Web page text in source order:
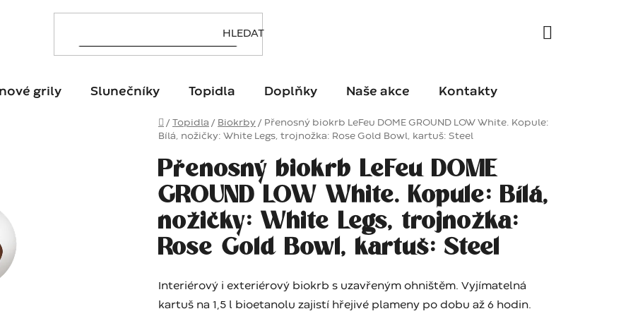
grily Slunečníky Topidla Doplňky Naše akce Kontakty
Domů
/ Topidla / Biokrby / Přenosný biokrb LeFeu DOME GROUND LOW White. Kopule:
Bílá, nožičky: White Legs, trojnožka: Rose Gold Bowl, kartuš: Steel
Přenosný biokrb LeFeu DOME
GROUND LOW White. Kopule: Bílá,
nožičky: White Legs, trojnožka:
Rose Gold Bowl, kartuš: Steel
Interiérový i exteriérový biokrb s uzavřeným ohništěm. Vyjímatelná
kartuš na 1,5 l bioetanolu zajistí hřejivé plameny po dobu až 6 hodin.